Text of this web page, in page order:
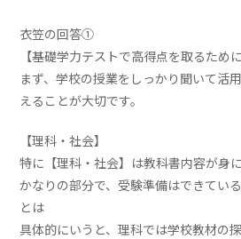
衣笠の回答①
【基礎学力テストで高得点を取るため
まず、学校の授業をしっかり聞いて活
えることが大切です。
【理科・社会】
特に【理科・社会】は教科書内容が身
かなりの部分で、受験準備はできてい
とは
具体的にいうと、理科では学校教材の